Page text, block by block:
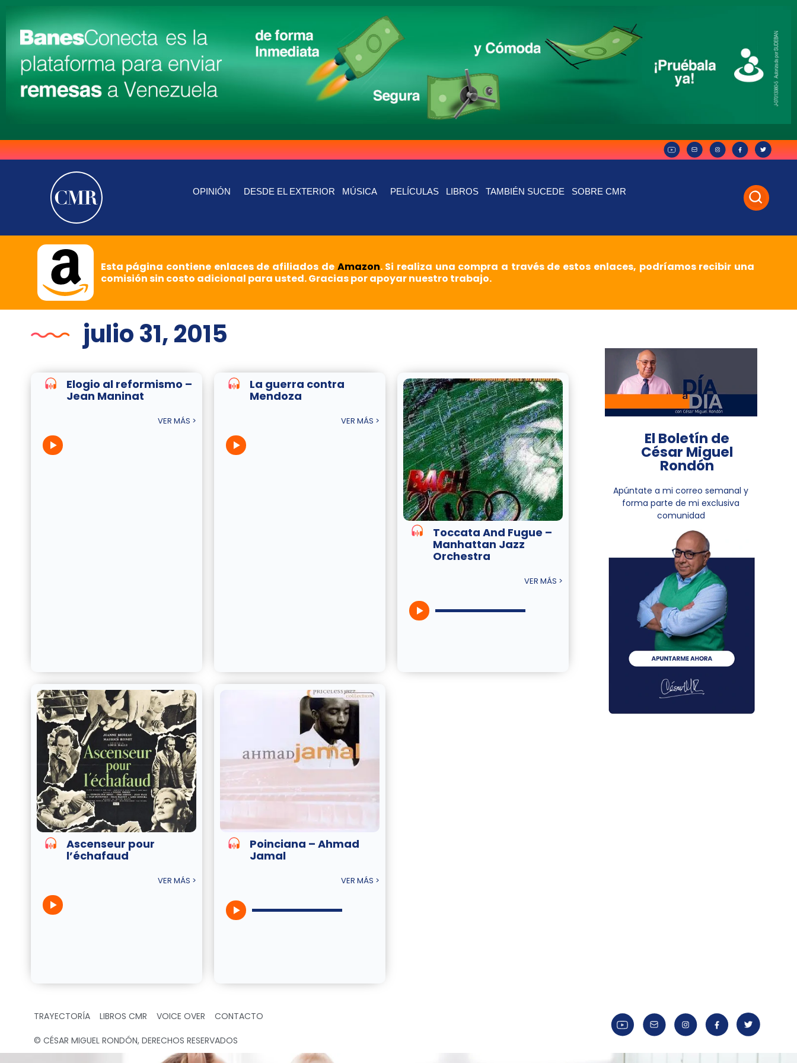
OPINIÓN DESDE EL EXTERIOR MÚSICA PELÍCULAS LIBROS TAMBIÉN SUCEDE SOBRE CMR
Esta página contiene enlaces de afiliados de Amazon. Si realiza una compra a través de estos enlaces, podríamos recibir una
comisión sin costo adicional para usted. Gracias por apoyar nuestro trabajo.
julio 31, 2015
Elogio al reformismo –
Jean Maninat
VER MÁS >
La guerra contra
Mendoza
VER MÁS >
Toccata And Fugue –
Manhattan Jazz
Orchestra
VER MÁS >
Ascenseur pour
l’échafaud
VER MÁS >
Poinciana – Ahmad
Jamal
VER MÁS >
El Boletín de
César Miguel
Rondón
Apúntate a mi correo semanal y
forma parte de mi exclusiva
comunidad
TRAYECTORÍA LIBROS CMR VOICE OVER CONTACTO
© CÉSAR MIGUEL RONDÓN, DERECHOS RESERVADOS